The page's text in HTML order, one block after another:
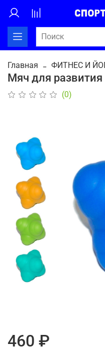
Главная ФИТНЕС И
Мяч для развития
(0)
460 ₽